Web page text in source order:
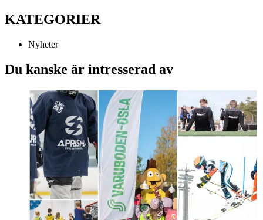
KATEGORIER
Nyheter
Du kanske är intresserad av